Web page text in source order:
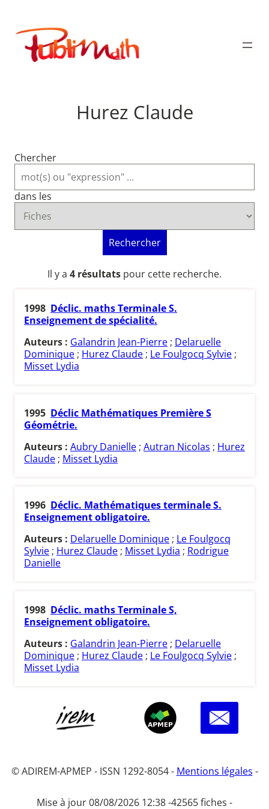
contenu
Publimath
Hurez Claude
Chercher
dans les
Rechercher
Il y a 4 résultats pour cette recherche.
1998 Déclic. maths Terminale S.
Enseignement de spécialité.
Auteurs : Galandrin Jean-Pierre ; Delaruelle
Dominique ; Hurez Claude ; Le Foulgocq Sylvie ;
Misset Lydia
1995 Déclic Mathématiques Première S
Géométrie.
Auteurs : Aubry Danielle ; Autran Nicolas ; Hurez
Claude ; Misset Lydia
1996 Déclic. Mathématiques terminale S.
Enseignement obligatoire.
Auteurs : Delaruelle Dominique ; Le Foulgocq
Sylvie ; Hurez Claude ; Misset Lydia ; Rodrigue
Danielle
1998 Déclic. maths Terminale S,
Enseignement obligatoire.
Auteurs : Galandrin Jean-Pierre ; Delaruelle
Dominique ; Hurez Claude ; Le Foulgocq Sylvie ;
Misset Lydia
© ADIREM-APMEP - ISSN 1292-8054 - Mentions légales -
Mise à jour 08/08/2026 12:38 -42565 fiches -